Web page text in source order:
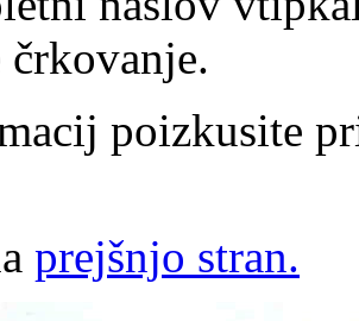
poizkusite
prejšnjo stran.